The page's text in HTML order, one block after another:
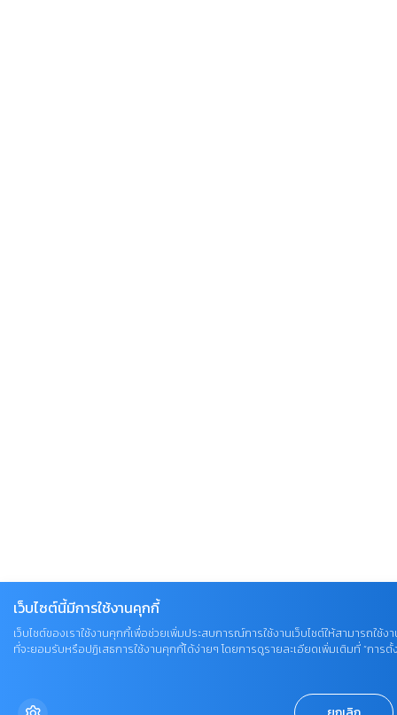
เว็บไซต์นี้มีการใช้งานคุกกี้
เว็บไซต์ของเราใช้งานคุกกี้เพื่อช่วยเพิ่มประสบการณ์การใช้งานเว็บไซต์ให้สามารถใ
ที่จะยอมรับหรือปฏิเสธการใช้งานคุกกี้ได้ง่ายๆ โดยการดูรายละเอียดเพิ่มเติมที่ “การตั้